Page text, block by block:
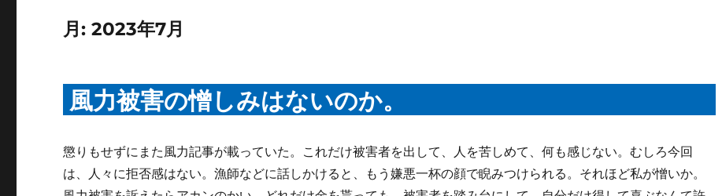
月:2023年7月
風力被害の憎しみはないのか。
懲りもせずにまた風力記事が載っていた。これだけ被害者を出して、人を苦しめて、何も感じない。むしろ今回
は、人々に拒否感はない。漁師などに話しかけると、もう嫌悪一杯の顔で睨みつけられる。それほど私が憎いか。